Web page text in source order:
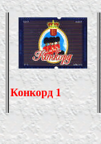
Конкорд 1